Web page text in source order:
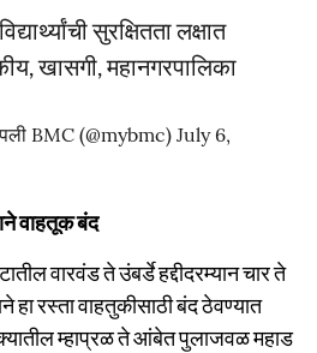
सुरक्षितता लक्षात
खासगी, महानगरपालिका
BMC (@mybmc) July 6,
वाहतूक बंद
वारवंड ते उंबर्डे हद्दीदरम्यान चार ते
हा रस्ता वाहतुकीसाठी बंद ठेवण्यात
म्हाप्रळ ते आंबेत पुलाजवळ महाड